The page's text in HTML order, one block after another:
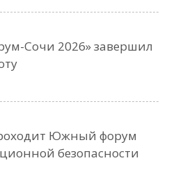
Сочи 2026» завершил
Южный форум
безопасности